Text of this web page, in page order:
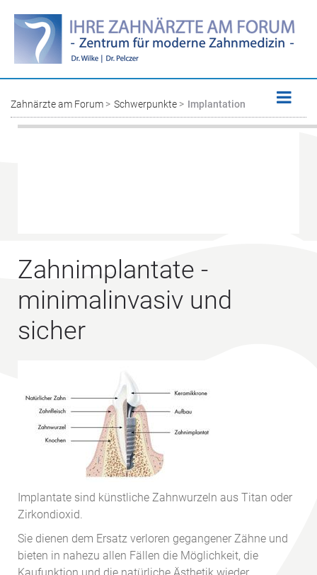
Zahnärzte am Forum Schwerpunkte Implantation
Zahnimplantate -
minimalinvasiv und
sicher
Implantate sind künstliche Zahnwurzeln aus Titan oder
Zirkondioxid.
Sie dienen dem Ersatz verloren gegangener Zähne und
bieten in nahezu allen Fällen die Möglichkeit, die